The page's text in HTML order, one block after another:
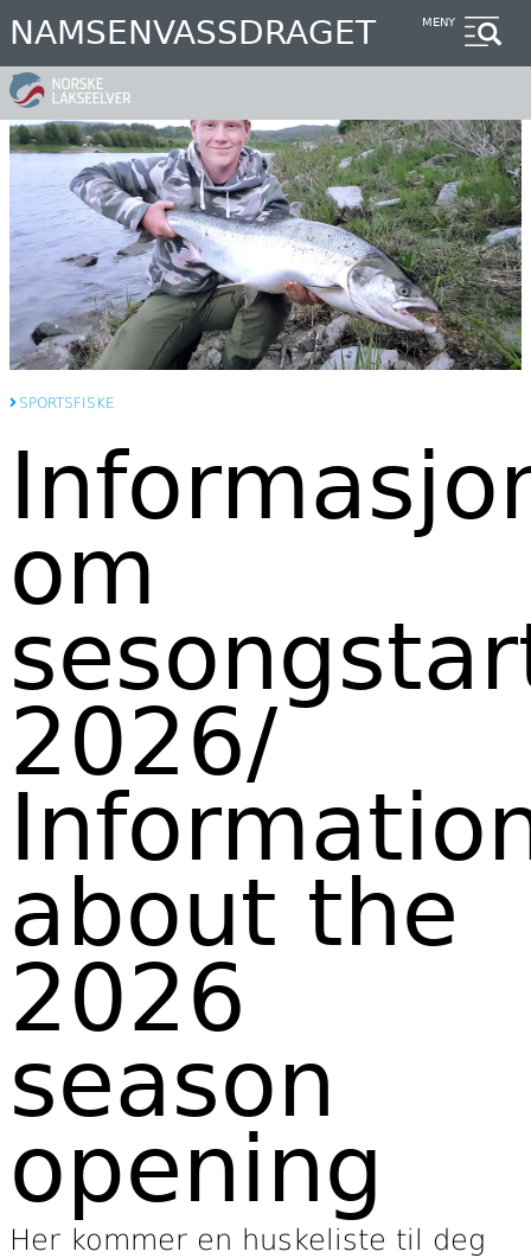
Hopp
til
hovedinnhold
NAMSENVASSDRAGET MENY
SPORTSFISKE
om
2026/
about the
2026
season
opening
Her kommer en huskeliste til deg